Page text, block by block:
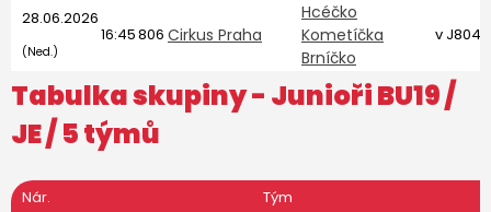
28.06.2026
(Ned.)
16:45806 Cirkus Praha
Hcéčko
Kometíčka
Brníčko
v
Tabulka skupiny - Junioři BU19/
JE / 5 týmů
Nár. Tým